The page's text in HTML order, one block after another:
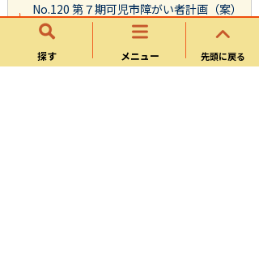
探す メニュー 先頭に戻る
No.120 第７期可児市障がい者計画（案）
への意見募集の結果
No.106 第６期可児市障がい者計画（案）